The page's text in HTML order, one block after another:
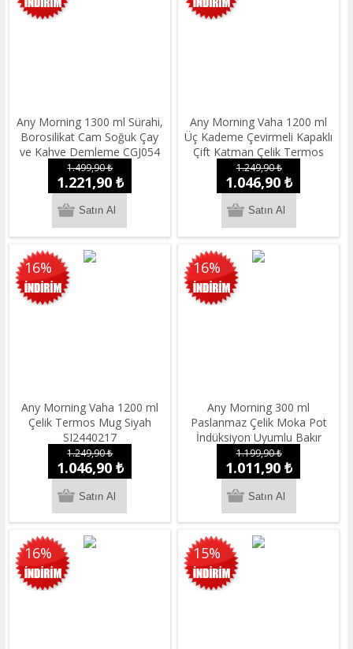
Any Morning 1300 ml Sürahi,
Borosilikat Cam Soğuk Çay
ve Kahve Demleme CGJ054
1.499,90 ₺
1.221,90 ₺
Any Morning Vaha 1200 ml
Üç Kademe Çevirmeli Kapaklı
Çift Katman Çelik Termos
Mug Su Yeşili SI2440217
1.249,90 ₺
1.046,90 ₺
16%
Any Morning Vaha 1200 ml
Çelik Termos Mug Siyah
SI2440217
1.249,90 ₺
1.046,90 ₺
16%
Any Morning 300 ml
Paslanmaz Çelik Moka Pot
İndüksiyon Uyumlu Bakır
Rengi FE001-6
1.199,90 ₺
1.011,90 ₺
16% 15%